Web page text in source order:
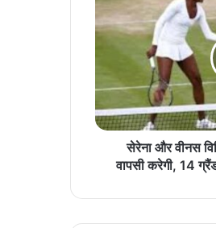
सेरेना और वीनस
वापसी करेगी, 14